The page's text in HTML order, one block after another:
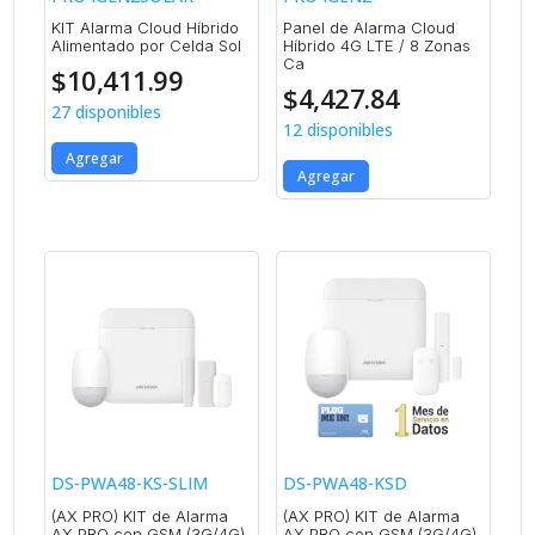
KIT Alarma Cloud Híbrido
Alimentado por Celda Sol
$10,411.99
27 disponibles
Agregar
Panel de Alarma Cloud
Híbrido 4G LTE / 8 Zonas
Ca
$4,427.84
12 disponibles
Agregar
DS-PWA48-KS-SLIM
(AX PRO) KIT de Alarma
DS-PWA48-KSD
(AX PRO) KIT de Alarma